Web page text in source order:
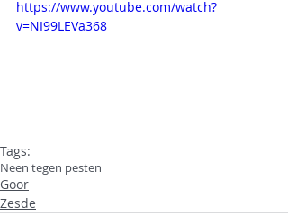
https://www.youtube.com/watch?
v=NI99LEVa368
Tags:
Neen tegen pesten
Goor
Zesde